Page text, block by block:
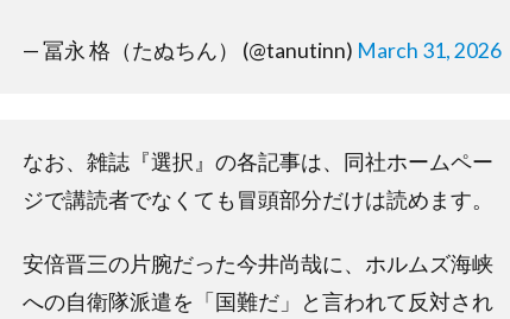
— 冨永 格（たぬちん） (@tanutinn) March 31, 2026
なお、雑誌『選択』の各記事は、同社ホームペー
ジで講読者でなくても冒頭部分だけは読めます。
安倍晋三の片腕だった今井尚哉に、ホルムズ海峡
への自衛隊派遣を「国難だ」と言われて反対され